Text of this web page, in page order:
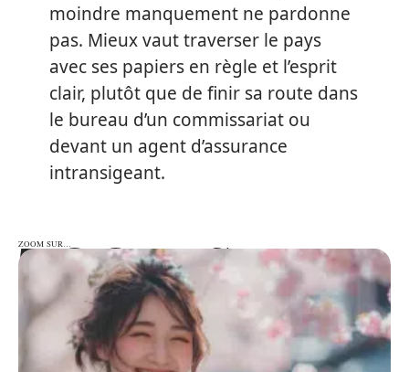
moindre manquement ne pardonne
pas. Mieux vaut traverser le pays
avec ses papiers en règle et l’esprit
clair, plutôt que de finir sa route dans
le bureau d’un commissariat ou
devant un agent d’assurance
intransigeant.
ZOOM SUR…
ZOOM SUR…